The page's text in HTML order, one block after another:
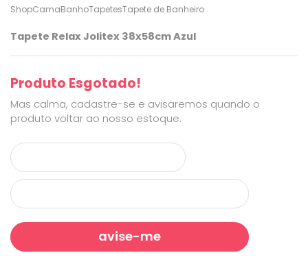
ShopCamaBanhoTapetesTapete de Banheiro
Tapete Relax Jolitex 38x58cm Azul
Produto Esgotado!
Mas calma, cadastre-se e avisaremos quando o
produto voltar ao nosso estoque.